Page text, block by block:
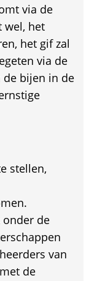
via de
wel, het
het gif zal
via de
de bijen in de
stellen,
de
van
de